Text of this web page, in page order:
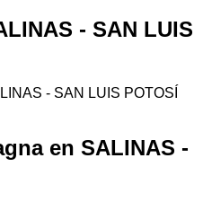
- SAN LUIS
- SAN LUIS POTOSÍ
en SALINAS -